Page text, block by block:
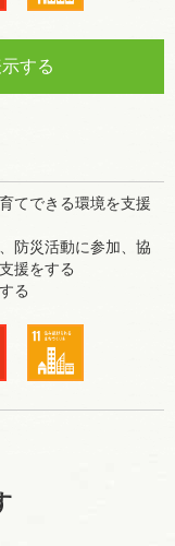
する
てできる環境を支援
防災活動に参加、協
援をする
る